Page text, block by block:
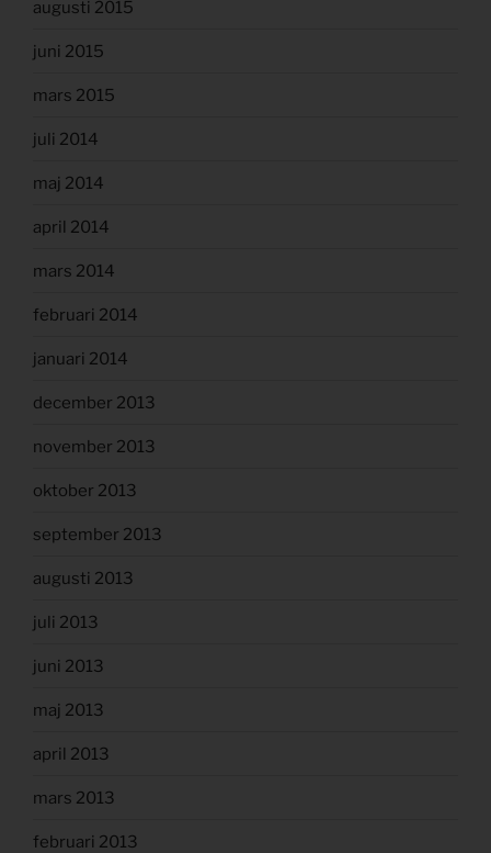
augusti 2015
juni 2015
mars 2015
juli 2014
maj 2014
april 2014
mars 2014
februari 2014
januari 2014
december 2013
november 2013
oktober 2013
september 2013
augusti 2013
juli 2013
juni 2013
maj 2013
april 2013
mars 2013
februari 2013